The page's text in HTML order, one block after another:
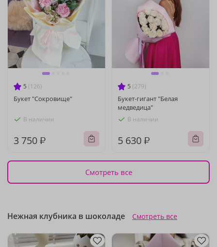
5 (126)
Букет "Сокровище"
В наличии
3 750 ₽
5 (279)
Букет-гигант "Белая
медведица"
В наличии
5 630 ₽
Смотреть все
Нежная клубника в шоколаде Смотреть все